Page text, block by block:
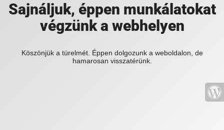
Sajnáljuk, éppen munkálatokat
végzünk a webhelyen
Köszönjük a türelmét. Éppen dolgozunk a weboldalon, de
hamarosan visszatérünk.